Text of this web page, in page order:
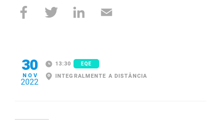
30
NOV
2022
13:30 EQE
INTEGRALMENTE A DISTÂNCIA